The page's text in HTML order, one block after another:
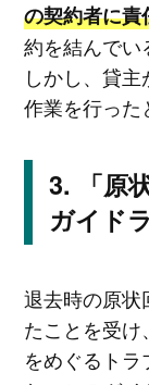
の契約者に責
約を結んでい
しかし、貸
作業を行った
「原
ガイド
退去時の原状
たことを受
をめぐるト